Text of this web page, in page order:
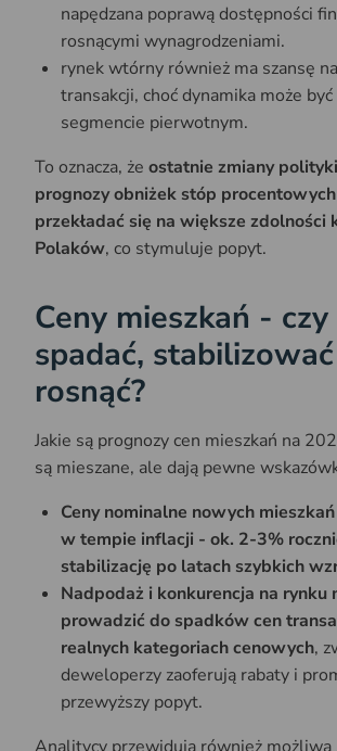
napędzana poprawą dostępności
rosnącymi wynagrodzeniami.
rynek wtórny również ma szansę
transakcji, choć dynamika może
segmencie pierwotnym.
To oznacza, że ostatnie zmiany
prognozy obniżek stóp
przekładać się na większe zdolności
Polaków, co stymuluje popyt.
Ceny mieszkań - czy
spadać,
rosnąć?
Jakie są prognozy cen mieszkań na
są mieszane, ale dają pewne
Ceny nominalne nowych
w tempie inflacji - ok. 2-3%
stabilizację po latach szybkich
Nadpodaż i konkurencja na rynku
prowadzić do spadków cen
realnych kategoriach cenowych,
deweloperzy zaoferują rabaty i
przewyższy popyt.